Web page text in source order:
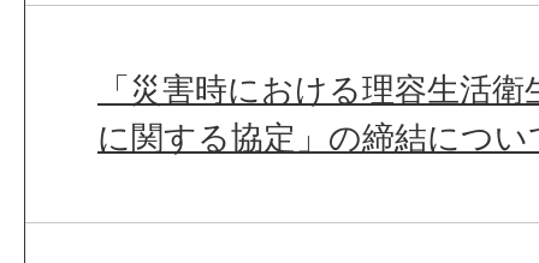
「災害時における理容生活
に関する協定」の締結につい